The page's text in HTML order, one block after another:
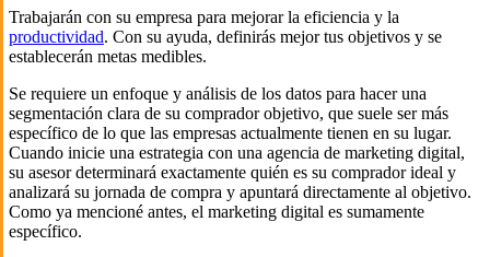
Trabajarán con su empresa para mejorar la eficiencia y la
productividad. Con su ayuda, definirás mejor tus objetivos y se
establecerán metas medibles.
Se requiere un enfoque y análisis de los datos para hacer una
segmentación clara de su comprador objetivo, que suele ser más
específico de lo que las empresas actualmente tienen en su lugar.
Cuando inicie una estrategia con una agencia de marketing digital,
su asesor determinará exactamente quién es su comprador ideal y
analizará su jornada de compra y apuntará directamente al objetivo.
Como ya mencioné antes, el marketing digital es sumamente
específico.